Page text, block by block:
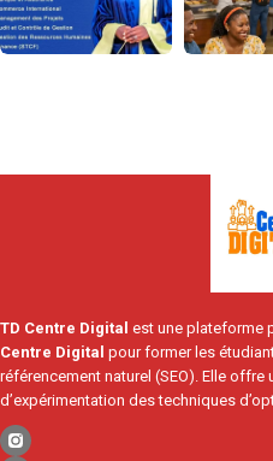
TD Centre Digital est une plateforme
Centre Digital pour former les
référencement naturel (SEO). Elle
d’expérimentation des techniques